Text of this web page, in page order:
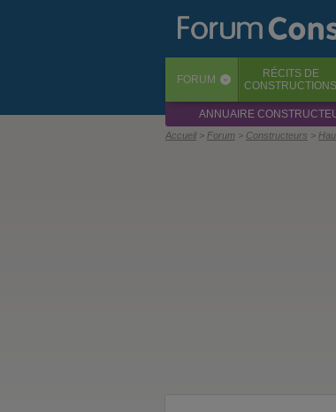
FORUM ‹ RÉCITS DE
CONSTRUCTIONS
ANNUAIRE
Accueil Forum Constructeurs